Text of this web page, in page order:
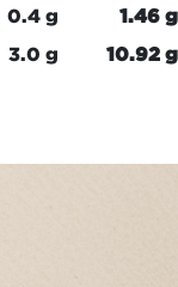
0.4 g
1.46 g
3.0 g 10.92 g